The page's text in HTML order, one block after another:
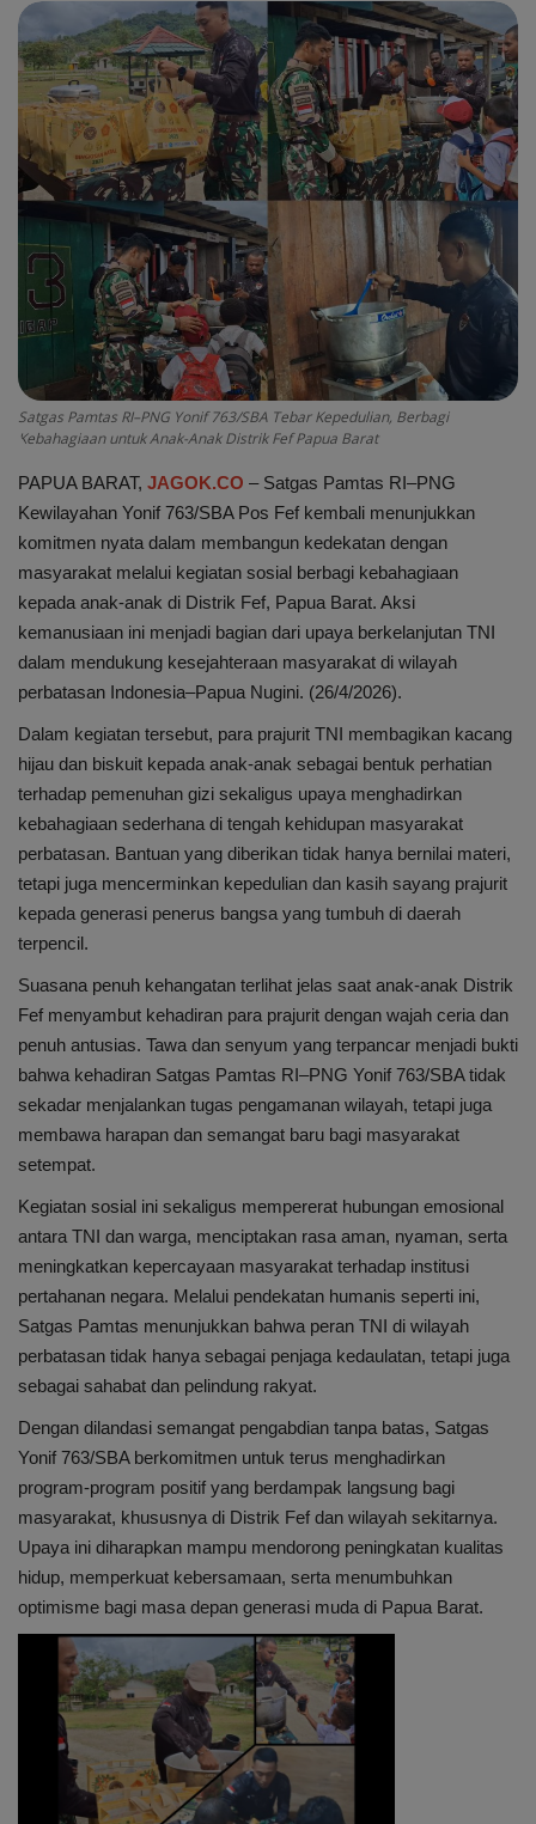
Peristiwa
Daerah
Pemerintah
Pemilu
Kriminal
Olahraga
Opini
Budaya
Internasional
Infotorial
Ekonomi
Mitra
Nasional
Pendidikan
Kesehatan
Satgas Pamtas RI–PNG Yonif 763/SBA Tebar Kepedulian, Berbagi
Kebahagiaan untuk Anak-Anak Distrik Fef Papua Barat
PAPUA BARAT, JAGOK.CO – Satgas Pamtas RI–PNG
Kewilayahan Yonif 763/SBA Pos Fef kembali menunjukkan
komitmen nyata dalam membangun kedekatan dengan
masyarakat melalui kegiatan sosial berbagi kebahagiaan
kepada anak-anak di Distrik Fef, Papua Barat. Aksi
kemanusiaan ini menjadi bagian dari upaya berkelanjutan TNI
dalam mendukung kesejahteraan masyarakat di wilayah
perbatasan Indonesia–Papua Nugini. (26/4/2026).
Dalam kegiatan tersebut, para prajurit TNI membagikan kacang
hijau dan biskuit kepada anak-anak sebagai bentuk perhatian
terhadap pemenuhan gizi sekaligus upaya menghadirkan
kebahagiaan sederhana di tengah kehidupan masyarakat
perbatasan. Bantuan yang diberikan tidak hanya bernilai materi,
tetapi juga mencerminkan kepedulian dan kasih sayang prajurit
kepada generasi penerus bangsa yang tumbuh di daerah
terpencil.
Suasana penuh kehangatan terlihat jelas saat anak-anak Distrik
Fef menyambut kehadiran para prajurit dengan wajah ceria dan
penuh antusias. Tawa dan senyum yang terpancar menjadi bukti
bahwa kehadiran Satgas Pamtas RI–PNG Yonif 763/SBA tidak
sekadar menjalankan tugas pengamanan wilayah, tetapi juga
membawa harapan dan semangat baru bagi masyarakat
setempat.
Kegiatan sosial ini sekaligus mempererat hubungan emosional
antara TNI dan warga, menciptakan rasa aman, nyaman, serta
meningkatkan kepercayaan masyarakat terhadap institusi
pertahanan negara. Melalui pendekatan humanis seperti ini,
Satgas Pamtas menunjukkan bahwa peran TNI di wilayah
perbatasan tidak hanya sebagai penjaga kedaulatan, tetapi juga
sebagai sahabat dan pelindung rakyat.
Dengan dilandasi semangat pengabdian tanpa batas, Satgas
Yonif 763/SBA berkomitmen untuk terus menghadirkan
program-program positif yang berdampak langsung bagi
masyarakat, khususnya di Distrik Fef dan wilayah sekitarnya.
Upaya ini diharapkan mampu mendorong peningkatan kualitas
hidup, memperkuat kebersamaan, serta menumbuhkan
optimisme bagi masa depan generasi muda di Papua Barat.